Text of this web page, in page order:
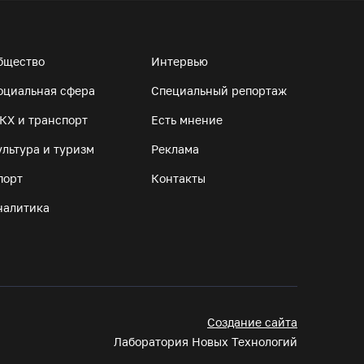
Тотьмы
07.08.26 / 08:49
игроком из российской Премьер-лиги
07.08.26 / 08:31
Череповчанки в национальных костюмах
стали героями снимков фотографа с горы
сфера
и транспорт
и туризм
Интервью
Специальный репортаж
Есть мнение
Реклама
Контакты
Создание сайта
Лаборатория Новых Технологий